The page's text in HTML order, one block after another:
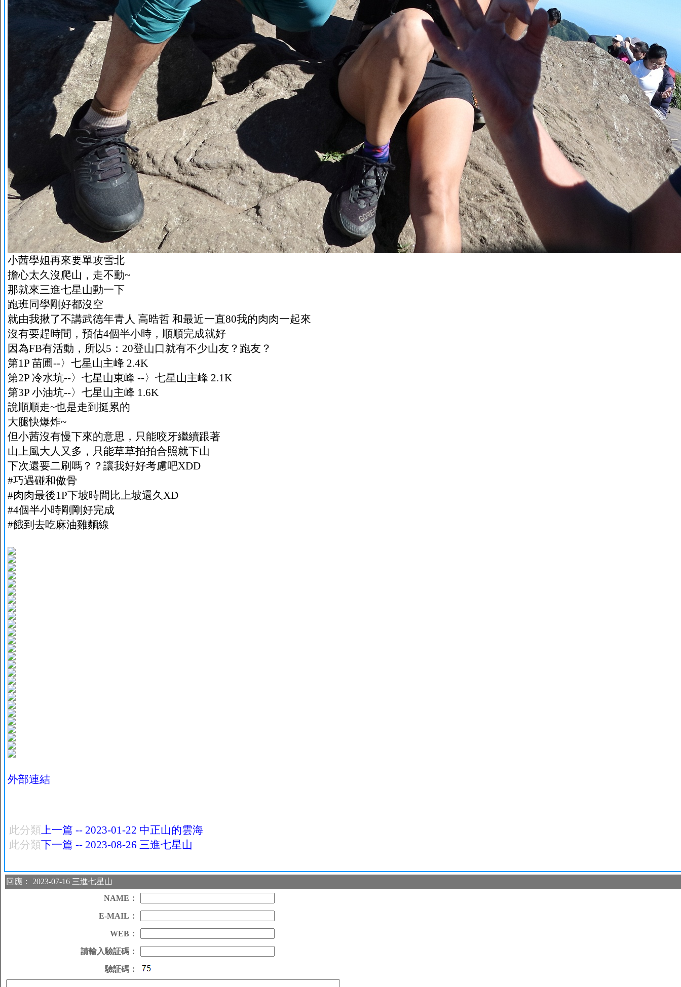
小茜學姐再來要單攻雪北
擔心太久沒爬山，走不動~
那就來三進七星山動一下
跑班同學剛好都沒空
就由我揪了不講武德年青人 高晧哲 和最近一直80我的肉肉一起來
沒有要趕時間，預估4個半小時，順順完成就好
因為FB有活動，所以5：20登山口就有不少山友？跑友？
第1P 苗圃--〉七星山主峰 2.4K
第2P 冷水坑--〉七星山東峰 --〉七星山主峰 2.1K
第3P 小油坑--〉七星山主峰 1.6K
說順順走~也是走到挺累的
大腿快爆炸~
但小茜沒有慢下來的意思，只能咬牙繼續跟著
山上風大人又多，只能草草拍拍合照就下山
下次還要二刷嗎？？讓我好好考慮吧XDD
#巧遇碰和傲骨
#肉肉最後1P下坡時間比上坡還久XD
#4個半小時剛剛好完成
#餓到去吃麻油雞麵線
外部連結
此分類 上一篇 -- 2023-01-22 中正山的雲海
此分類下一篇 -- 2023-08-26 三進七星山
回應： 2023-07-16 三進七星山
NAME：
E-MAIL：
WEB：
請輸入驗証碼：
驗証碼：